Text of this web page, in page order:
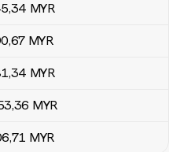
,34 MYR
,67 MYR
,34 MYR
,36 MYR
,71 MYR